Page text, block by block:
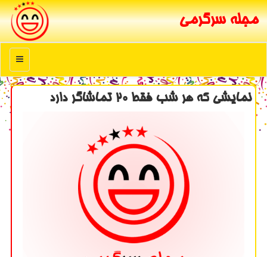
مجله سرگرمی
منو
نمایشی كه هر شب فقط ۲۰ تماشاگر دارد